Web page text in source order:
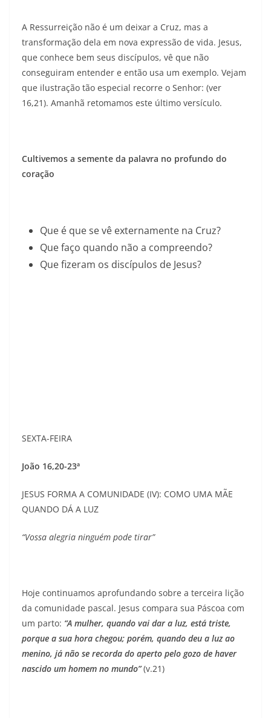
A Ressurreição não é um deixar a Cruz, mas a
transformação dela em nova expressão de vida. Jesus,
que conhece bem seus discípulos, vê que não
conseguiram entender e então usa um exemplo. Vejam
que ilustração tão especial recorre o Senhor: (ver
16,21). Amanhã retomamos este último versículo.
Cultivemos a semente da palavra no profundo do
coração
Que é que se vê externamente na Cruz?
Que faço quando não a compreendo?
Que fizeram os discípulos de Jesus?
SEXTA-FEIRA
João 16,20-23ª
JESUS FORMA A COMUNIDADE (IV): COMO UMA MÃE
QUANDO DÁ A LUZ
“Vossa alegria ninguém pode tirar”
Hoje continuamos aprofundando sobre a terceira lição
da comunidade pascal. Jesus compara sua Páscoa com
um parto: “A mulher, quando vai dar a luz, está triste,
porque a sua hora chegou; porém, quando deu a luz ao
menino, já não se recorda do aperto pelo gozo de haver
nascido um homem no mundo”(v.21)